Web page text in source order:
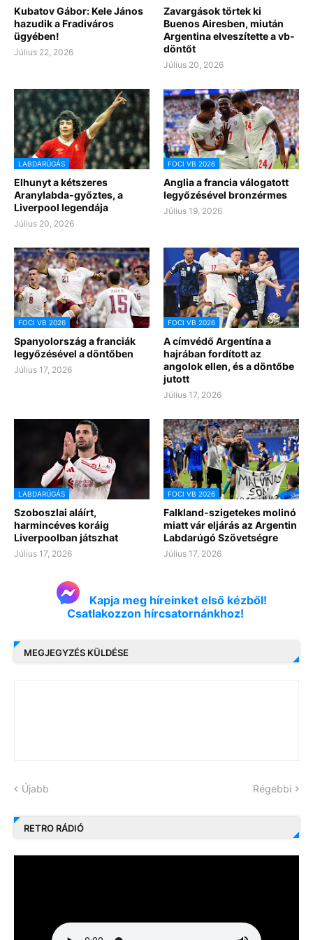
Kubatov Gábor: Kele János
hazudik a Fradiváros
ügyében!
Július 22, 2026
Zavargások törtek ki
Buenos Airesben, miután
Argentina elveszítette a vb-
döntőt
Július 20, 2026
LABDARÚGÁS
Elhunyt a kétszeres
Aranylabda-győztes, a
Liverpool legendája
Július 20, 2026
FOCI VB 2026
Anglia a francia válogatott
legyőzésével bronzérmes
Július 19, 2026
FOCI VB 2026
Spanyolország a franciák
legyőzésével a döntőben
Július 17, 2026
FOCI VB 2026
A címvédő Argentína a
hajrában fordított az
angolok ellen, és a döntőbe
jutott
Július 17, 2026
LABDARÚGÁS
Szoboszlai aláírt,
harmincéves koráig
Liverpoolban játszhat
Július 17, 2026
FOCI VB 2026
Falkland-szigetekes molinó
miatt vár eljárás az Argentin
Labdarúgó Szövetségre
Július 17, 2026
Kapja meg híreinket első kézből!
Csatlakozzon hírcsatornánkhoz!
MEGJEGYZÉS KÜLDÉSE
Újabb Régebbi
RETRO RÁDIÓ